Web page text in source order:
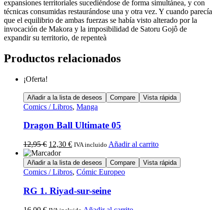
expansiones territoriales sucediéndose de forma simultánea, y con
técnicas consumidas restaurándose una y otra vez. Y cuando parecía
que el equilibrio de ambas fuerzas se había visto alterado por la
invocación de Makora y la imposibilidad de Satoru Gojô de
expandir su territorio, de repenteà
Productos relacionados
¡Oferta!
Añadir a la lista de deseos Compare Vista rápida
Comics / Libros, Manga
Dragon Ball Ultimate 05
12,95€ 12,30 € IVA incluido Añadir al carrito
Añadir a la lista de deseos Compare Vista rápida
Comics / Libros, Cómic Europeo
RG 1. Riyad-sur-seine